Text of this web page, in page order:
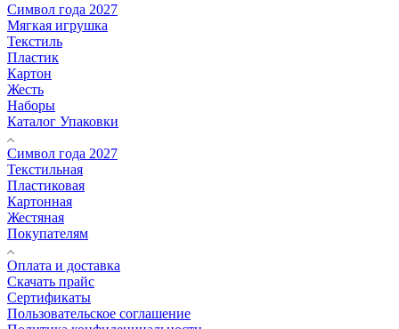
Символ года 2027
Мягкая игрушка
Текстиль
Пластик
Картон
Жесть
Наборы
Каталог Упаковки
Символ года 2027
Текстильная
Пластиковая
Картонная
Жестяная
Покупателям
Оплата и доставка
Скачать прайс
Сертификаты
Пользовательское соглашение